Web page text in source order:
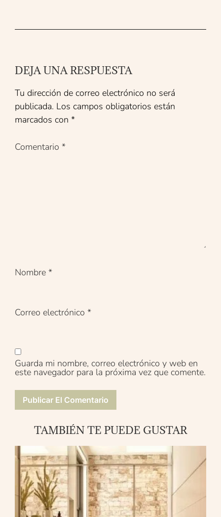
DEJA UNA RESPUESTA
Tu dirección de correo electrónico no será
publicada. Los campos obligatorios están
marcados con *
Comentario *
Nombre *
Correo electrónico *
Guarda mi nombre, correo electrónico y web en
este navegador para la próxima vez que comente.
TAMBIÉN TE PUEDE GUSTAR